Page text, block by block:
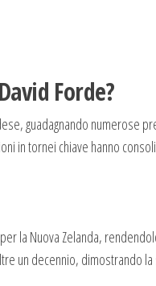
Forde?
guadagnando numerose
in tornei chiave hanno
la Nuova Zelanda,
un decennio, dimostrando